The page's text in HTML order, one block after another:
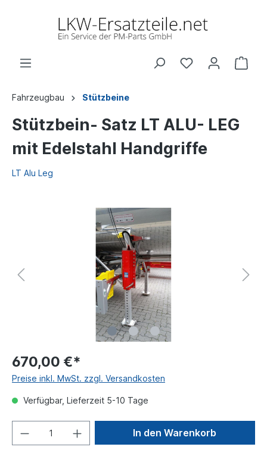
Fahrzeugbau Stützbeine
Stützbein- Satz LT ALU- LEG
mit Edelstahl Handgriffe
LT Alu Leg
670,00 €*
Preise inkl. MwSt. zzgl. Versandkosten
Verfügbar, Lieferzeit 5-10 Tage
In den Warenkorb